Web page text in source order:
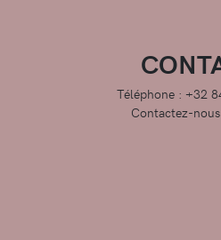
Téléphone : +32
Contactez-nous